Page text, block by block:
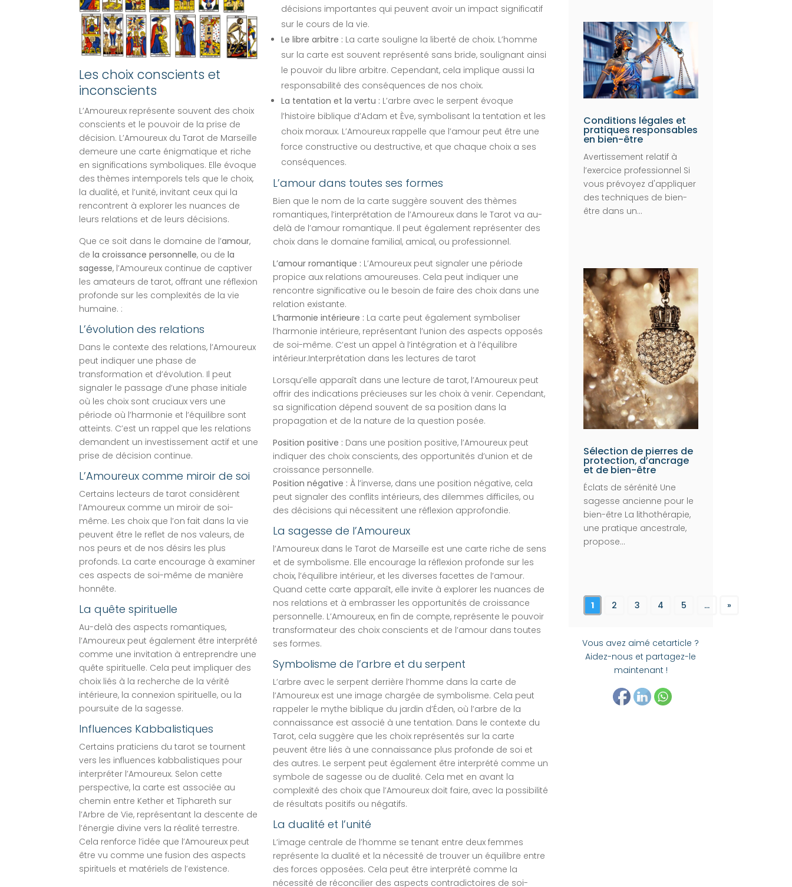
Les choix conscients et
inconscients
L’Amoureux représente souvent des choix
conscients et le pouvoir de la prise de
décision. L’Amoureux du Tarot de Marseille
demeure une carte énigmatique et riche
en significations symboliques. Elle évoque
des thèmes intemporels tels que le choix,
la dualité, et l’unité, invitant ceux qui la
rencontrent à explorer les nuances de
leurs relations et de leurs décisions.
Que ce soit dans le domaine de l’amour,
dela croissance personnelle, ou dela
sagesse, l’Amoureux continue de captiver
les amateurs de tarot, offrant une réflexion
profonde sur les complexités de la vie
humaine. :
L’évolution des relations
Dans le contexte des relations, l’Amoureux
peut indiquer une phase de
transformation et d’évolution. Il peut
signaler le passage d’une phase initiale
où les choix sont cruciaux vers une
période où l’harmonie et l’équilibre sont
atteints. C’est un rappel que les relations
demandent un investissement actif et une
prise de décision continue.
L’Amoureux comme miroir de soi
Certains lecteurs de tarot considèrent
l’Amoureux comme un miroir de soi-
même. Les choix que l’on fait dans la vie
peuvent être le reflet de nos valeurs, de
nos peurs et de nos désirs les plus
profonds. La carte encourage à examiner
ces aspects de soi-même de manière
honnête.
La quête spirituelle
Au-delà des aspects romantiques,
l’Amoureux peut également être interprété
comme une invitation à entreprendre une
quête spirituelle. Cela peut impliquer des
choix liés à la recherche de la vérité
intérieure, la connexion spirituelle, ou la
poursuite de la sagesse.
Influences Kabbalistiques
Certains praticiens du tarot se tournent
vers les influences kabbalistiques pour
interpréter l’Amoureux. Selon cette
perspective, la carte est associée au
chemin entre Kether et Tiphareth sur
l’Arbre de Vie, représentant la descente de
l’énergie divine vers la réalité terrestre.
Cela renforce l’idée que l’Amoureux peut
être vu comme une fusion des aspects
spirituels et matériels de l’existence.
décisions importantes qui peuvent avoir un impact significatif
sur le cours de la vie.
Le libre arbitre : La carte souligne la liberté de choix. L’homme
sur la carte est souvent représenté sans bride, soulignant ainsi
le pouvoir du libre arbitre. Cependant, cela implique aussi la
responsabilité des conséquences de nos choix.
La tentation et la vertu : L’arbre avec le serpent évoque
l’histoire biblique d’Adam et Ève, symbolisant la tentation et les
choix moraux. L’Amoureux rappelle que l’amour peut être une
force constructive ou destructive, et que chaque choix a ses
conséquences.
L’amour dans toutes ses formes
Bien que le nom de la carte suggère souvent des thèmes
romantiques, l’interprétation de l’Amoureux dans le Tarot va au-
delà de l’amour romantique. Il peut également représenter des
choix dans le domaine familial, amical, ou professionnel.
L’amour romantique : L’Amoureux peut signaler une période
propice aux relations amoureuses. Cela peut indiquer une
rencontre significative ou le besoin de faire des choix dans une
relation existante.
L’harmonie intérieure : La carte peut également symboliser
l’harmonie intérieure, représentant l’union des aspects opposés
de soi-même. C’est un appel à l’intégration et à l’équilibre
intérieur.Interprétation dans les lectures de tarot
Lorsqu’elle apparaît dans une lecture de tarot, l’Amoureux peut
offrir des indications précieuses sur les choix à venir. Cependant,
sa signification dépend souvent de sa position dans la
propagation et de la nature de la question posée.
Position positive : Dans une position positive, l’Amoureux peut
indiquer des choix conscients, des opportunités d’union et de
croissance personnelle.
Position négative : À l’inverse, dans une position négative, cela
peut signaler des conflits intérieurs, des dilemmes difficiles, ou
des décisions qui nécessitent une réflexion approfondie.
La sagesse de l’Amoureux
l’Amoureux dans le Tarot de Marseille est une carte riche de sens
et de symbolisme. Elle encourage la réflexion profonde sur les
choix, l’équilibre intérieur, et les diverses facettes de l’amour.
Quand cette carte apparaît, elle invite à explorer les nuances de
nos relations et à embrasser les opportunités de croissance
personnelle. L’Amoureux, en fin de compte, représente le pouvoir
transformateur des choix conscients et de l’amour dans toutes
ses formes.
Symbolisme de l’arbre et du serpent
L’arbre avec le serpent derrière l’homme dans la carte de
l’Amoureux est une image chargée de symbolisme. Cela peut
rappeler le mythe biblique du jardin d’Éden, où l’arbre de la
connaissance est associé à une tentation. Dans le contexte du
Tarot, cela suggère que les choix représentés sur la carte
peuvent être liés à une connaissance plus profonde de soi et
des autres. Le serpent peut également être interprété comme un
symbole de sagesse ou de dualité. Cela met en avant la
complexité des choix que l’Amoureux doit faire, avec la possibilité
de résultats positifs ou négatifs.
La dualité et l’unité
L’image centrale de l’homme se tenant entre deux femmes
représente la dualité et la nécessité de trouver un équilibre entre
des forces opposées. Cela peut être interprété comme la
nécessité de réconcilier des aspects contradictoires de soi-
Conditions légales et
pratiques responsables
en bien-être
Avertissement relatif à
l’exercice professionnel Si
vous prévoyez d'appliquer
des techniques de bien-
être dans un...
Sélection de pierres de
protection, d’ancrage
et de bien-être
Éclats de sérénité Une
sagesse ancienne pour le
bien-être La lithothérapie,
une pratique ancestrale,
propose...
1 2 3 4 5 ... »
Vous avez aimé cetarticle ?
Aidez-nous et partagez-le
maintenant !